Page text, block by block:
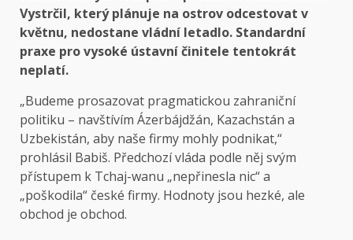
Vystrčil, který plánuje na ostrov odcestovat v
květnu, nedostane vládní letadlo. Standardní
praxe pro vysoké ústavní činitele tentokrát
neplatí.
„Budeme prosazovat pragmatickou zahraniční
politiku – navštívím Ázerbájdžán, Kazachstán a
Uzbekistán, aby naše firmy mohly podnikat,“
prohlásil Babiš. Předchozí vláda podle něj svým
přístupem k Tchaj-wanu „nepřinesla nic“ a
„poškodila“ české firmy. Hodnoty jsou hezké, ale
obchod je obchod.